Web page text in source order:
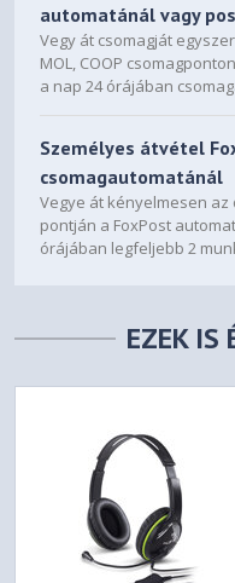
automatánál vagy
Vegy át csomagját
MOL, COOP
a nap 24 órájában
Személyes átvétel
csomagautomatánál
Vegye át kényelmesen
pontján a FoxPost
órájában legfeljebb 2
EZEK IS